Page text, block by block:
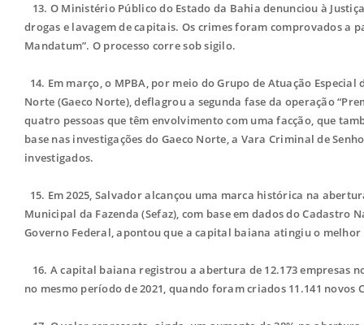
13. O Ministério Público do Estado da Bahia denunciou à
drogas e lavagem de capitais. Os crimes foram comprovados a
Mandatum”. O processo corre sob sigilo.
14. Em março, o MPBA, por meio do Grupo de Atuação
Norte (Gaeco Norte), deflagrou a segunda fase da operação
quatro pessoas que têm envolvimento com uma facção, que
base nas investigações do Gaeco Norte, a Vara Criminal de
investigados.
15. Em 2025, Salvador alcançou uma marca histórica na
Municipal da Fazenda (Sefaz), com base em dados do Cadastro
Governo Federal, apontou que a capital baiana atingiu o
16. A capital baiana registrou a abertura de 12.173 empresas
no mesmo período de 2021, quando foram criados 11.141 novos